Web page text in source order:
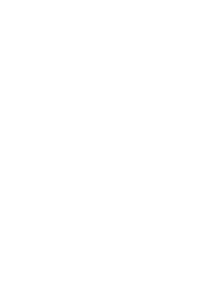
Produkten oder wollen